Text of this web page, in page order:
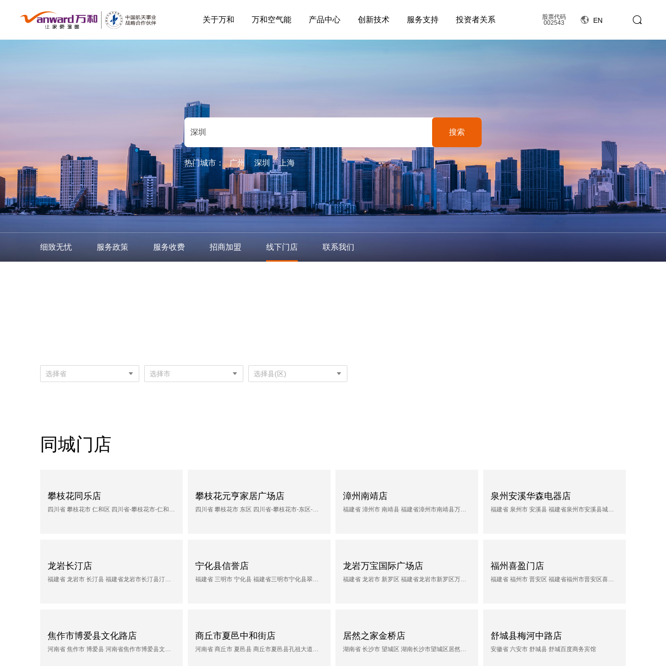
关于万和 万和空气能 产品中心 创新技术 服务支持 投资者关系
股票代码
002543
EN
细致无忧 服务政策 服务收费 招商加盟 线下门店 联系我们
热门城市： 广州 深圳 上海
同城门店
攀枝花同乐店
四川省 攀枝花市 仁和区 四川省-攀枝花市-仁和区-仁和镇 同乐世界国际家居博览中心
攀枝花元亨家居广场店
四川省 攀枝花市 东区 四川省-攀枝花市-东区-炳草岗街道 元亨家居广场
漳州南靖店
福建省 漳州市 南靖县 福建省漳州市南靖县万和热水器
泉州安溪华森电器店
福建省 泉州市 安溪县 福建省泉州市安溪县城厢镇华森电器
龙岩长汀店
福建省 龙岩市 长汀县 福建省龙岩市长汀县汀州世贸城
宁化县信誉店
福建省 三明市 宁化县 福建省三明市宁化县翠江镇宁化县闽赣义乌建材城-B栋
龙岩万宝国际广场店
福建省 龙岩市 新罗区 福建省龙岩市新罗区万宝国际家居博览中心
福州喜盈门店
福建省 福州市 晋安区 福建省福州市晋安区喜盈门(福州)建材家具广场-西门
焦作市博爱县文化路店
河南省 焦作市 博爱县 河南省焦作市博爱县文化路鼎基新城楼下门面房
商丘市夏邑中和街店
河南省 商丘市 夏邑县 商丘市夏邑县孔祖大道与中和街交叉口北200米路东
居然之家金桥店
湖南省 长沙市 望城区 湖南长沙市望城区居然之家-金桥店
舒城县梅河中路店
安徽省 六安市 舒城县 舒城百度商务宾馆